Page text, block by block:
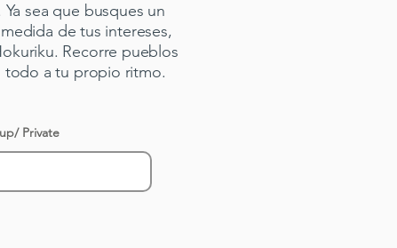
sea que busques un
de tus intereses,
Recorre pueblos
todo a tu propio ritmo.
Private